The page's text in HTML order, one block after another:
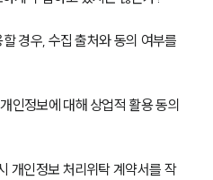
경우, 수집 출처와 동의 여부를
인정보에 대해 상업적 활용 동의
개인정보 처리위탁 계약서를 작